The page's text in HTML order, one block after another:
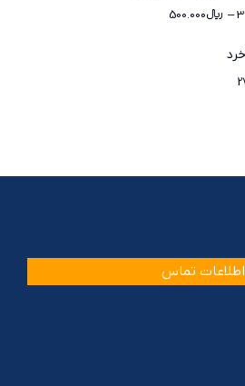
– ﷼500.000
اطلاعات تماس